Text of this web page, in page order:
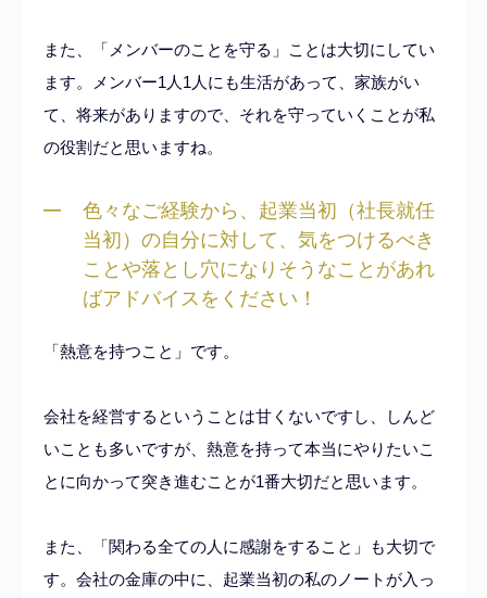
また、「メンバーのことを守る」ことは大切にしてい
ます。メンバー1人1人にも生活があって、家族がい
て、将来がありますので、それを守っていくことが私
の役割だと思いますね。
色々なご経験から、起業当初（社長就任
当初）の自分に対して、気をつけるべき
ことや落とし穴になりそうなことがあれ
ばアドバイスをください！
「熱意を持つこと」です。
会社を経営するということは甘くないですし、しんど
いことも多いですが、熱意を持って本当にやりたいこ
とに向かって突き進むことが1番大切だと思います。
また、「関わる全ての人に感謝をすること」も大切で
す。会社の金庫の中に、起業当初の私のノートが入っ